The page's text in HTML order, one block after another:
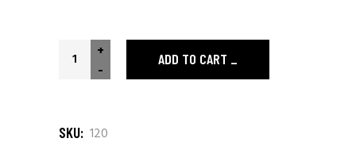
-
+ ADD TO CART
SKU: 120